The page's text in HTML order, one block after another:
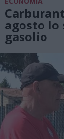
agosto lo
gasolio